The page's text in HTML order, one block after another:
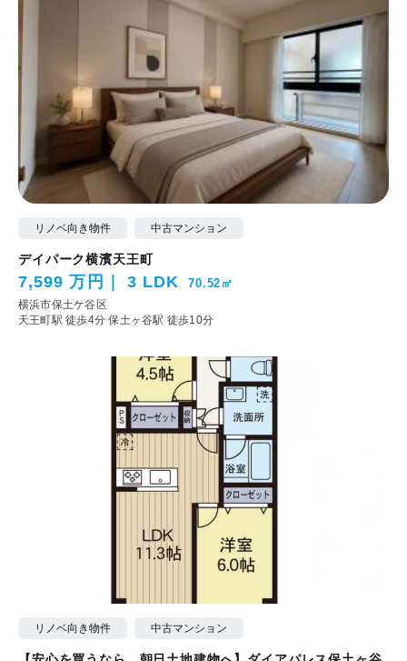
リノベ向き物件 中古マンション
デイパーク横濱天王町
7,599 万円 3 LDK 70.52㎡
横浜市保土ケ谷区
天王町駅 徒歩4分保土ヶ谷駅 徒歩10分
リノベ向き物件 中古マンション